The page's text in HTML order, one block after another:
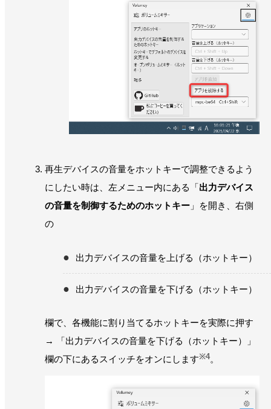
再生デバイスの音量をホットキーで調整できるよう
にしたい時は、左メニュー内にある「出力デバイス
の音量を制御するためのホットキー 」を開き、右側
の
出力デバイスの音量を上げる（ホットキー）
出力デバイスの音量を下げる（ホットキー）
欄で、各機能に割り当てるホットキーを実際に押す
→ 「出力デバイスの音量を下げる（ホットキー）」
欄の下にあるスイッチをオンにします※4。